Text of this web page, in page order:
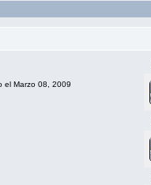
el Marzo 08, 2009